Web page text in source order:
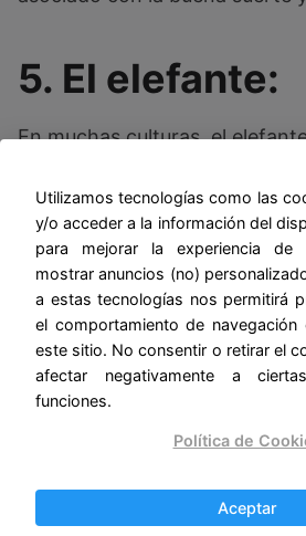
5. El elefante:
En muchas culturas, el
estatua o figura de un
que protege contra la mala
prosperidad.
6.Amuletos
casa: el búho
En muchas culturas, el búho
Tener una figura de búho en
Utilizamos tecnologías como las
y/o acceder a la información del
para mejorar la experiencia de
mostrar anuncios (no)
a estas tecnologías nos permitirá
el comportamiento de
este sitio. No consentir o retirar el
afectar negativamente a
funciones.
Política de
Aceptar